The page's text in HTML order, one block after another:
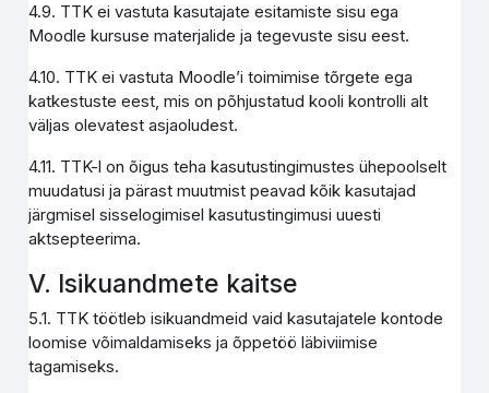
4.9. TTK ei vastuta kasutajate esitamiste sisu ega
Moodle kursuse materjalide ja tegevuste sisu eest.
4.10. TTK ei vastuta Moodle’i toimimise tõrgete ega
katkestuste eest, mis on põhjustatud kooli kontrolli alt
väljas olevatest asjaoludest.
4.11. TTK-l on õigus teha kasutustingimustes ühepoolselt
muudatusi ja pärast muutmist peavad kõik kasutajad
järgmisel sisselogimisel kasutustingimusi uuesti
aktsepteerima.
V. Isikuandmete kaitse
5.1. TTK töötleb isikuandmeid vaid kasutajatele kontode
loomise võimaldamiseks ja õppetöö läbiviimise
tagamiseks.